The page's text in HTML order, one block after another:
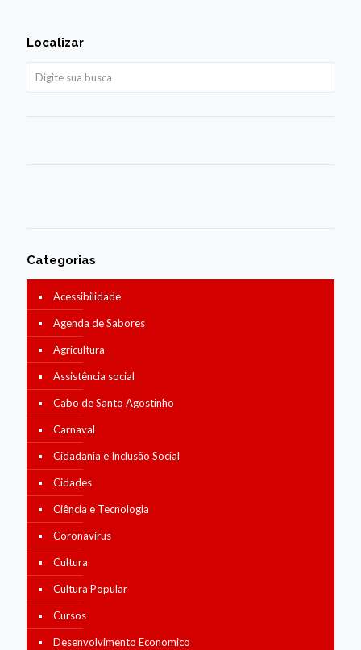
Localizar
Categorias
Acessibilidade
Agenda de Sabores
Agricultura
Assistência social
Cabo de Santo Agostinho
Carnaval
Cidadania e Inclusão Social
Cidades
Ciência e Tecnologia
Coronavírus
Cultura
Cultura Popular
Cursos
Desenvolvimento Economico